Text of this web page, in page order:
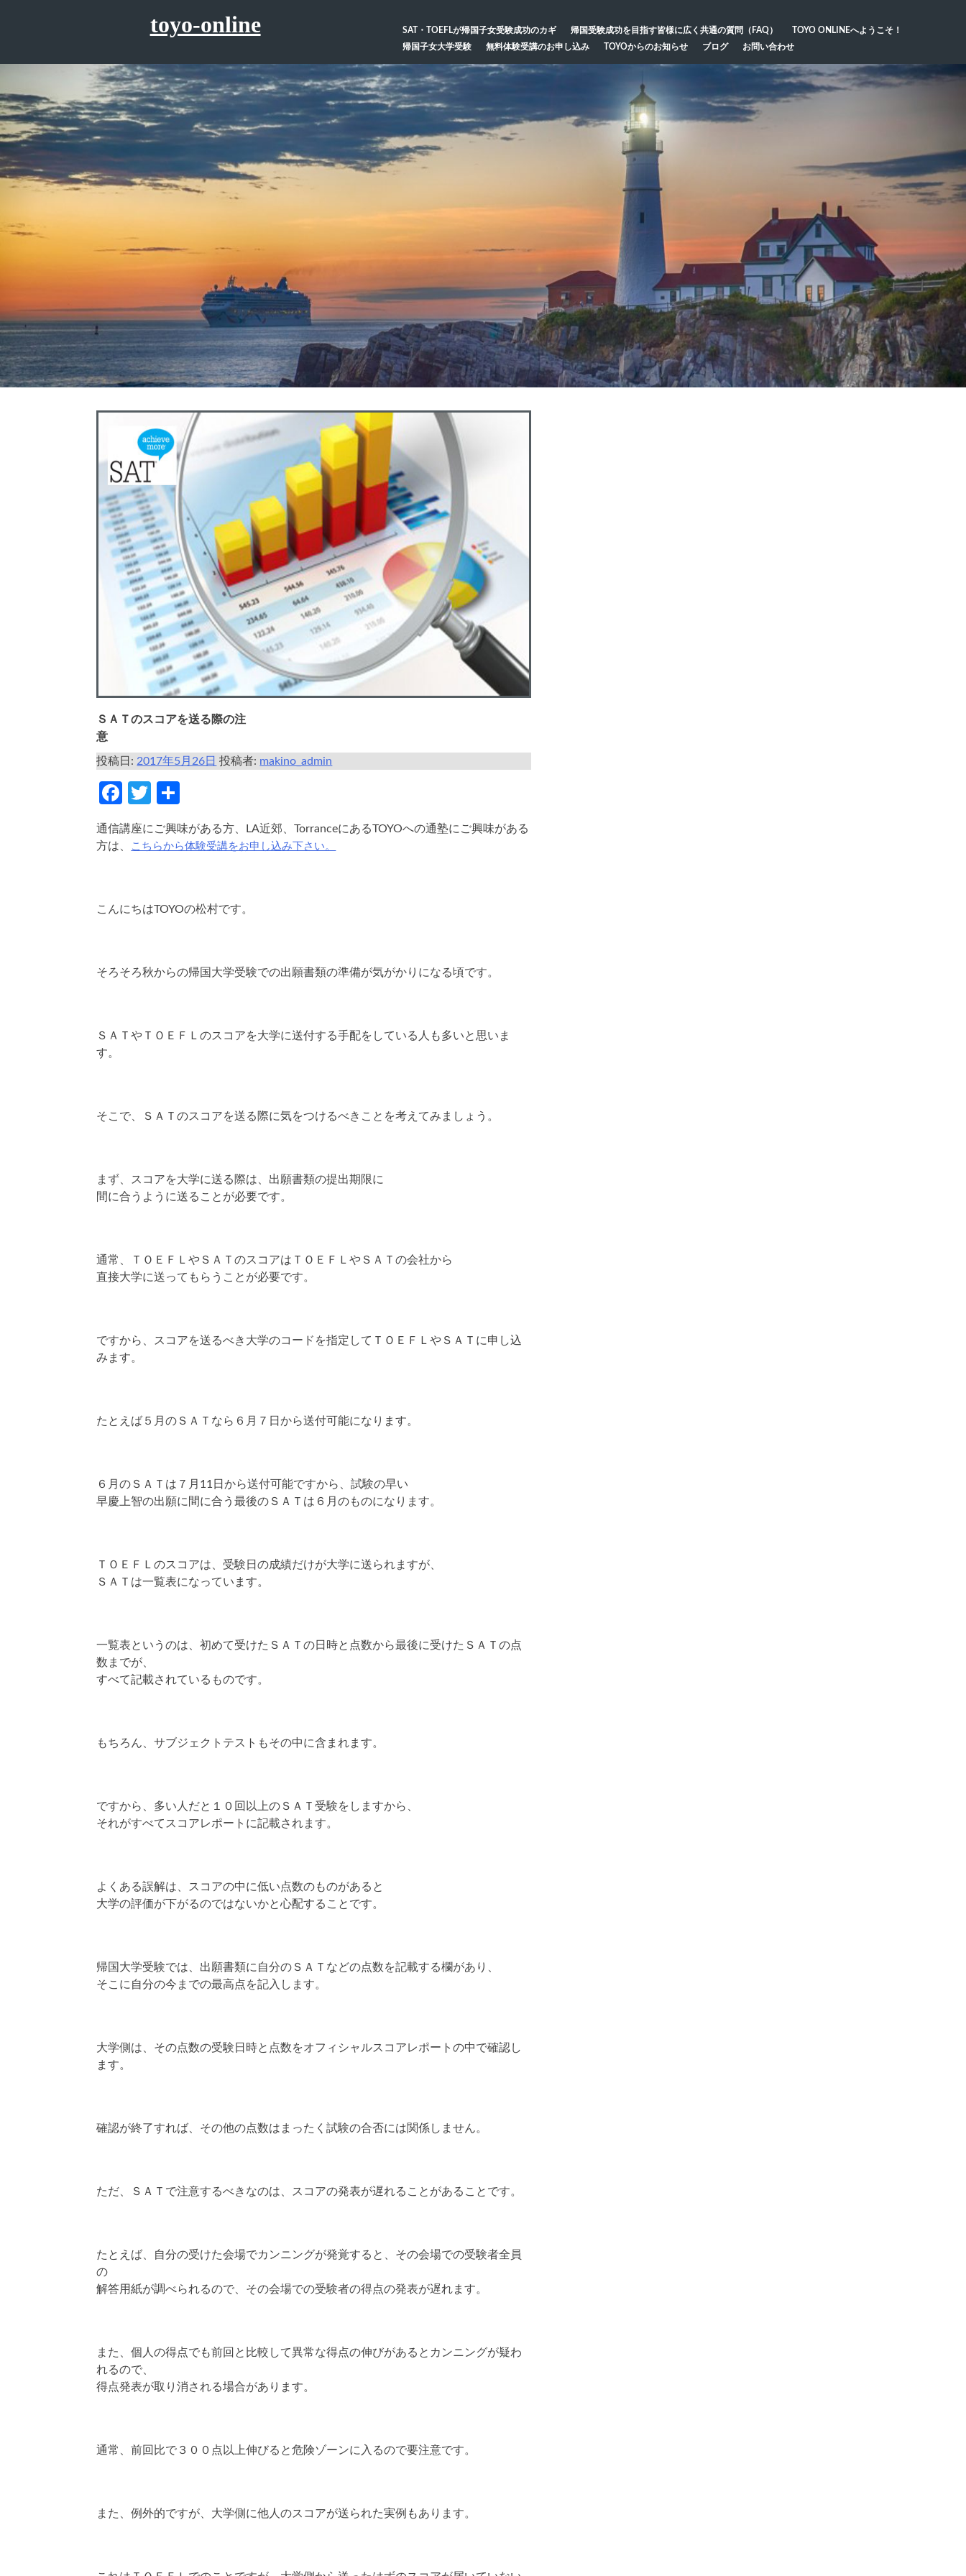
へ
ス
キ
ッ
プ
toyo-online SAT・TOEFLが帰国子女受験成功のカギ 帰国受験成功を目指す皆様に広く共通の質問（FAQ）
TOYO ONLINEへようこそ！
帰国子女大学受験
無料体験受講のお申し込み TOYOからのお知らせ ブログ お問い合わせ
ＳＡＴのスコアを送る際の注
意
投稿日:2017年5月26日 投稿者: makino_admin
Facebook
Twitter
通信講座にご興味がある方、LA近郊、TorranceにあるTOYOへの通塾にご興味がある
方は、
こちらから体験受講をお申し込み下さい。
こんにちはTOYOの松村です。
そろそろ秋からの帰国大学受験での出願書類の準備が気がかりになる頃です。
ＳＡＴやＴＯＥＦＬのスコアを大学に送付する手配をしている人も多いと思いま
す。
そこで、ＳＡＴのスコアを送る際に気をつけるべきことを考えてみましょう。
まず、スコアを大学に送る際は、出願書類の提出期限に
間に合うように送ることが必要です。
通常、ＴＯＥＦＬやＳＡＴのスコアはＴＯＥＦＬやＳＡＴの会社から
直接大学に送ってもらうことが必要です。
ですから、スコアを送るべき大学のコードを指定してＴＯＥＦＬやＳＡＴに申し込
みます。
たとえば５月のＳＡＴなら６月７日から送付可能になります。
６月のＳＡＴは７月11日から送付可能ですから、試験の早い
早慶上智の出願に間に合う最後のＳＡＴは６月のものになります。
ＴＯＥＦＬのスコアは、受験日の成績だけが大学に送られますが、
ＳＡＴは一覧表になっています。
一覧表というのは、初めて受けたＳＡＴの日時と点数から最後に受けたＳＡＴの点
数までが、
すべて記載されているものです。
もちろん、サブジェクトテストもその中に含まれます。
ですから、多い人だと１０回以上のＳＡＴ受験をしますから、
それがすべてスコアレポートに記載されます。
よくある誤解は、スコアの中に低い点数のものがあると
大学の評価が下がるのではないかと心配することです。
帰国大学受験では、出願書類に自分のＳＡＴなどの点数を記載する欄があり、
そこに自分の今までの最高点を記入します。
大学側は、その点数の受験日時と点数をオフィシャルスコアレポートの中で確認し
ます。
確認が終了すれば、その他の点数はまったく試験の合否には関係しません。
ただ、ＳＡＴで注意するべきなのは、スコアの発表が遅れることがあることです。
たとえば、自分の受けた会場でカンニングが発覚すると、その会場での受験者全員
の
解答用紙が調べられるので、その会場での受験者の得点の発表が遅れます。
また、個人の得点でも前回と比較して異常な得点の伸びがあるとカンニングが疑わ
れるので、
得点発表が取り消される場合があります。
通常、前回比で３００点以上伸びると危険ゾーンに入るので要注意です。
また、例外的ですが、大学側に他人のスコアが送られた実例もあります。